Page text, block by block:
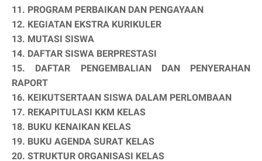
11. PROGRAM PERBAIKAN DAN PENGAYAAN
12. KEGIATAN EKSTRA KURIKULER
13. MUTASI SISWA
14. DAFTAR SISWA BERPRESTASI
15. DAFTAR PENGEMBALIAN DAN PENYERAHAN
RAPORT
16. KEIKUTSERTAAN SISWA DALAM PERLOMBAAN
17. REKAPITULASI KKM KELAS
18. BUKU KENAIKAN KELAS
19. BUKU AGENDA SURAT KELAS
20. STRUKTUR ORGANISASI KELAS